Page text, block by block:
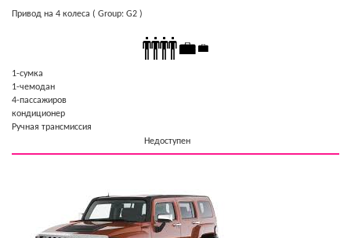
Привод на 4 колеса ( Group: G2 )
1-cумка
1-чемодан
4-пассажиров
кондиционер
Ручная трансмиссия
Недоступен